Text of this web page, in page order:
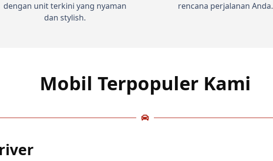
dengan unit terkini yang nyaman
dan stylish.
rencana perjalanan Anda.
Mobil Terpopuler Kami